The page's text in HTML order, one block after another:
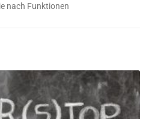
nach Funktionen